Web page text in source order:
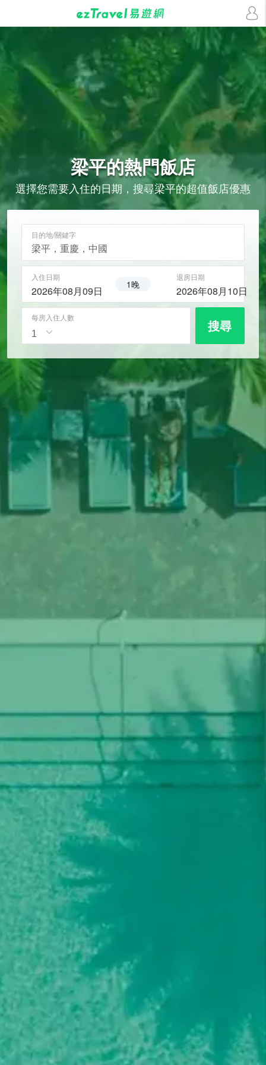
梁平的熱門飯店
選擇您需要入住的日期，搜尋梁平的超值飯店優惠
目的地/關鍵字
入住日期
2026年08月09日 1晚
退房日期
2026年08月10日
每房入住人數 搜尋